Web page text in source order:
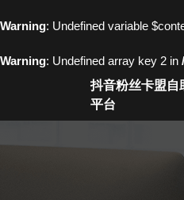
Warning: Undefined variable
Warning: Undefined array key 2 in
抖音粉丝卡盟自
平台